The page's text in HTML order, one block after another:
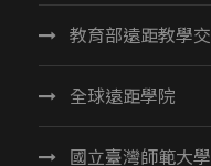
教育部遠距教學
全球遠距學院
國立臺灣師範大